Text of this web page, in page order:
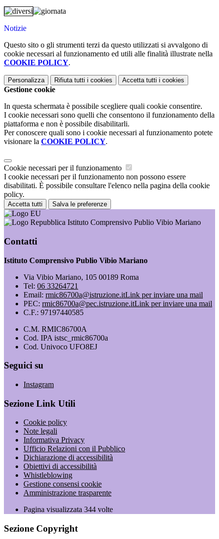
Notizie
Questo sito o gli strumenti terzi da questo utilizzati si avvalgono di
cookie necessari al funzionamento ed utili alle finalità illustrate nella
COOKIE POLICY.
Personalizza Rifiuta tutti i cookies Accetta tutti i cookies
Gestione cookie
In questa schermata è possibile scegliere quali cookie consentire.
I cookie necessari sono quelli che consentono il funzionamento della
piattaforma e non è possibile disabilitarli.
Per conoscere quali sono i cookie necessari al funzionamento potete
visionare la COOKIE POLICY.
Cookie necessari per il funzionamento
I cookie necessari per il funzionamento non possono essere
disabilitati. È possibile consultare l'elenco nella pagina della cookie
policy.
Accetta tutti Salva le preferenze
Istituto Comprensivo Publio Vibio Mariano
Contatti
Istituto Comprensivo Publio Vibio Mariano
Via Vibio Mariano, 105 00189 Roma
Tel: 06 33264721
Email: rmic86700a@istruzione.itLink per inviare una mail
PEC: rmic86700a@pec.istruzione.itLink per inviare una mail
C.F.: 97197440585
C.M. RMIC86700A
Cod. IPA istsc_rmic86700a
Cod. Univoco UFO8EJ
Seguici su
Instagram
Sezione Link Utili
Cookie policy
Note legali
Informativa Privacy
Ufficio Relazioni con il Pubblico
Dichiarazione di accessibilità
Obiettivi di accessibilità
Whistleblowing
Gestione consensi cookie
Amministrazione trasparente
Pagina visualizzata 344 volte
Sezione Copyright